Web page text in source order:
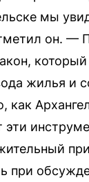
мы
он. —
жилья и
как
эти
при